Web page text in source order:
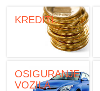
KREDITI
OSIGURANJE
VOZILA